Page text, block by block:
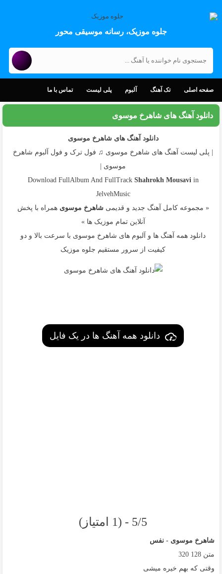
جلوه موزیک، رسانه موسیقی محور
صفحه اصلی تک آهنگ آلبوم پلی لیست تماس با ما
دانلود آهنگ های شاهرخ موسوی
دانلود آهنگ های شاهرخ موسوی
| پلی لیست آهنگ های شاهرخ موسوی ♫ فول ترک و فول آلبوم شاهرخ
موسوی |
Download FullAlbum And FullTrack Shahrokh Mousavi in
JelvehMusic
« مجموعه کامل آهنگ جدید و قدیمیشاهرخ موسوی همراه با پخش
آنلاین تمام موزیک ها »
دانلود همه آهنگ ها و آلبوم های شاهرخ موسوی با سرعت بالا و دو
کیفیت از سرور مستقیم جلوه موزیک
دانلود همه آهنگ ها در یک فایل
5/5 - (1 امتیاز)
شاهرخ موسوی - نفس
متن 128
320
وقتی که بهم خیره میشی